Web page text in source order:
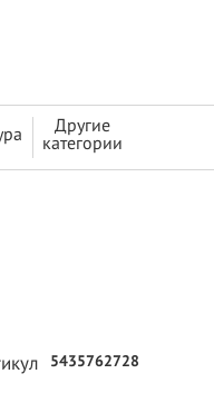
Другие
категории
5435762728